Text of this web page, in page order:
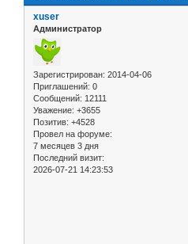
xuser
Администратор
Зарегистрирован: 2014-04-06
Приглашений: 0
Сообщений: 12111
Уважение: +3655
Позитив: +4528
Провел на форуме:
7 месяцев 3 дня
Последний визит:
2026-07-21 14:23:53